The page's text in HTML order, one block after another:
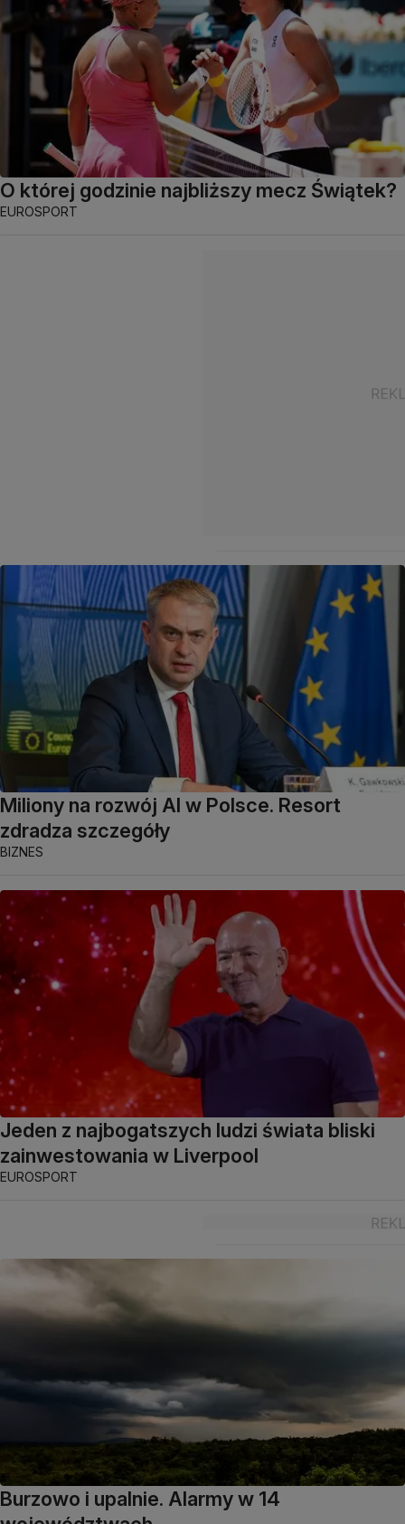
O której godzinie najbliższy mecz Świątek?
EUROSPORT
Miliony na rozwój AI w Polsce. Resort
zdradza szczegóły
BIZNES
Jeden z najbogatszych ludzi świata bliski
zainwestowania w Liverpool
EUROSPORT
Burzowo i upalnie. Alarmy w 14